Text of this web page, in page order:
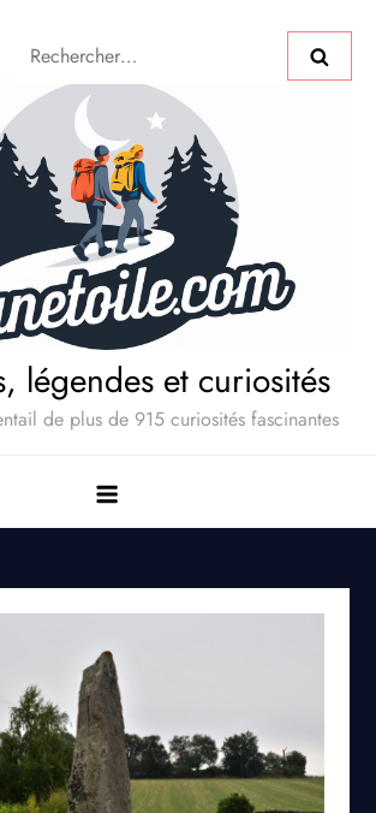
légendes et curiosités
de plus de 915 curiosités fascinantes